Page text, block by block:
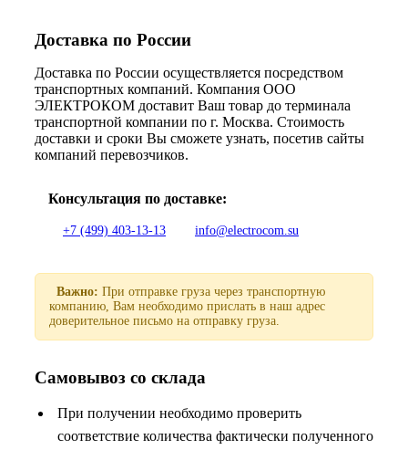
Доставка по России
Доставка по России осуществляется посредством
транспортных компаний. Компания ООО
ЭЛЕКТРОКОМ доставит Ваш товар до терминала
транспортной компании по г. Москва. Стоимость
доставки и сроки Вы сможете узнать, посетив сайты
компаний перевозчиков.
Консультация по доставке:
+7 (499) 403-13-13 info@electrocom.su
Важно: При отправке груза через транспортную
компанию, Вам необходимо прислать в наш адрес
доверительное письмо на отправку груза.
Самовывоз со склада
При получении необходимо проверить
соответствие количества фактически полученного